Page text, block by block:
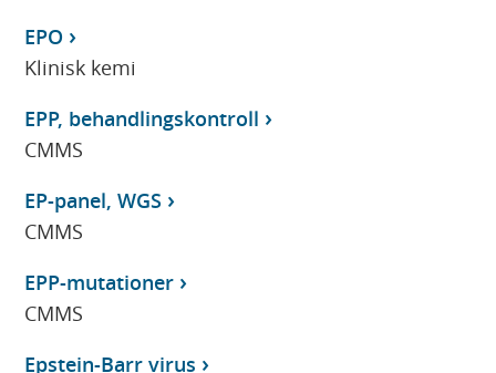
EPO
Klinisk kemi
EPP, behandlingskontroll
CMMS
EP-panel, WGS
CMMS
EPP-mutationer
CMMS
Epstein-Barr virus